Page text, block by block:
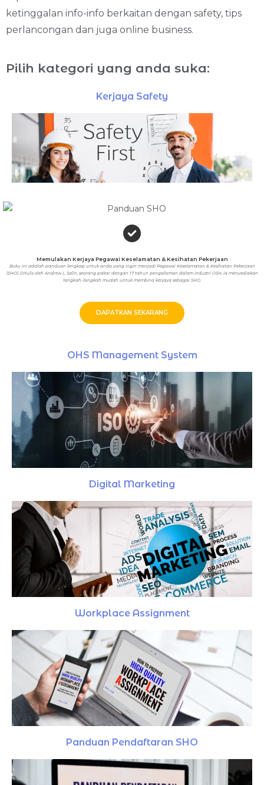
Memulakan Kerjaya Pegawai Keselamatan & Kesihatan Pekerjaan
Buku ini adalah panduan lengkap untuk anda yang ingin menjadi Pegawai Keselamatan & Kesihatan Pekerjaan
(SHO). Ditulis oleh Andrew L. Salin, seorang pakar dengan 17 tahun pengalaman dalam industri OSH, ia menyediakan
langkah-langkah mudah untuk membina kerjaya sebagai SHO.
DAPATKAN SEKARANG
ketinggalan info-info berkaitan dengan safety, tips
perlancongan dan juga online business.
Pilih kategori yang anda suka:
Kerjaya Safety
Tips Percutian
OHS Management System
Digital Marketing
Workplace Assignment
Panduan Pendaftaran SHO